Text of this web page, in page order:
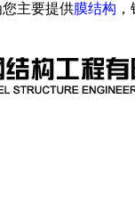
主要提供膜结构